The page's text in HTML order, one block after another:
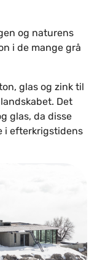
og naturens
i de mange grå
glas og zink til
Det
glas, da disse
i efterkrigstidens